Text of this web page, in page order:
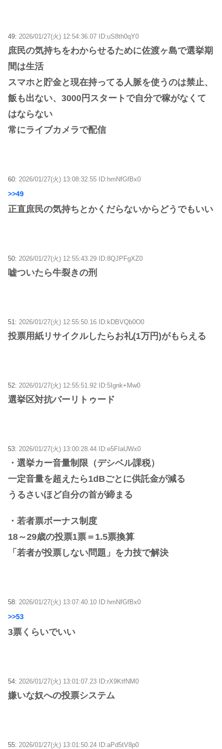
49: 2026/01/27(火) 12:54:36.07 ID:uS8th0qY0
庶民の気持ちをわからせるために佐渡ヶ島で選挙期
間は生活
スマホと貯金と現在持ってる人脈を使うのは禁止、
飯も出ない、3000円スタートで自分で稼がなくて
はならない
常にライブカメラで配信
60: 2026/01/27(火) 13:08:32.55 ID:hmNfGfBx0
>>49
正直庶民の気持ちとかくだらないからどうでもいい
50: 2026/01/27(火) 12:55:43.29 ID:8QJPFgXZ0
嘘ついたら牛裂きの刑
51: 2026/01/27(火) 12:55:50.16 ID:kDBVQb0O0
投票用紙リサイクルしたらお礼(1万円)がもらえる
52: 2026/01/27(火) 12:55:51.92 ID:5Ignk+Mw0
選挙区対抗バーリトゥード
53: 2026/01/27(火) 13:00:28.44 ID:e5FIaUWx0
・選挙カー音量制限（デシベル課税）
一定音量を超えたら1dBごとに供託金が減る
うるさいほど自分の首が締まる
・若者票ボーナス制度
18～29歳の投票1票＝1.5票換算
「若者が投票しない問題」を力技で解決
58: 2026/01/27(火) 13:07:40.10 ID:hmNfGfBx0
>>53
3票くらいでいい
54: 2026/01/27(火) 13:01:07.23 ID:rX9KtfNM0
嫌いな奴への投票システム
55: 2026/01/27(火) 13:01:50.24 ID:aPd5tV8p0